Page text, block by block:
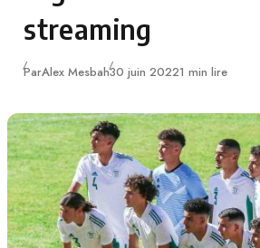
streaming
ParAlex MesbahPublié
30 juin 20221 min lire